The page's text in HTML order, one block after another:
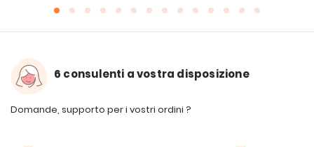
6 consulenti a vostra disposizione
Domande, supporto per i vostri ordini ?